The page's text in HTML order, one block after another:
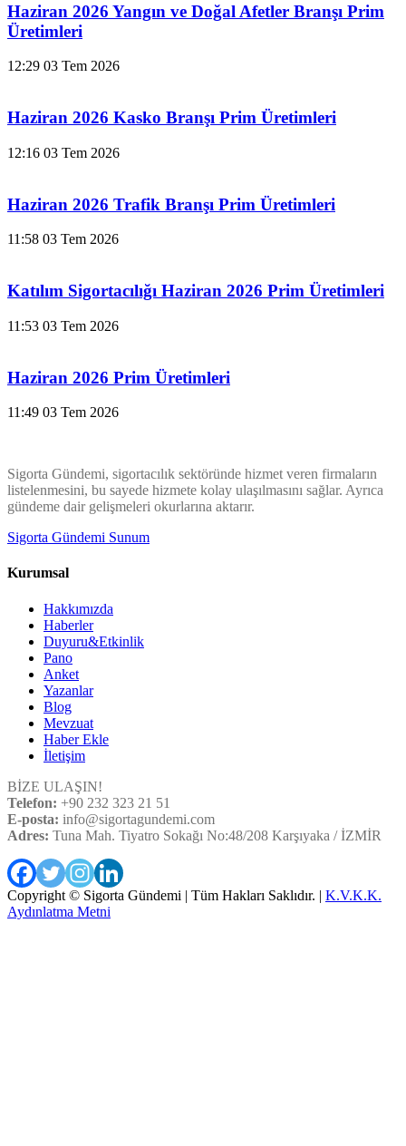
Haziran 2026 Yangın ve Doğal Afetler Branşı Prim
Üretimleri
12:29 03 Tem 2026
Haziran 2026 Kasko Branşı Prim Üretimleri
12:16 03 Tem 2026
Haziran 2026 Trafik Branşı Prim Üretimleri
11:58 03 Tem 2026
Katılım Sigortacılığı Haziran 2026 Prim Üretimleri
11:53 03 Tem 2026
Haziran 2026 Prim Üretimleri
11:49 03 Tem 2026
Sigorta Gündemi, sigortacılık sektöründe hizmet veren firmaların
listelenmesini, bu sayede hizmete kolay ulaşılmasını sağlar. Ayrıca
gündeme dair gelişmeleri okurlarına aktarır.
Sigorta Gündemi Sunum
Kurumsal
Hakkımızda
Haberler
Duyuru&Etkinlik
Pano
Anket
Yazanlar
Blog
Mevzuat
Haber Ekle
İletişim
BİZE ULAŞIN!
Telefon: +90 232 323 21 51
E-posta: info@sigortagundemi.com
Adres: Tuna Mah. Tiyatro Sokağı No:48/208 Karşıyaka / İZMİR
Copyright © Sigorta Gündemi | Tüm Hakları Saklıdır. | K.V.K.K.
Aydınlatma Metni